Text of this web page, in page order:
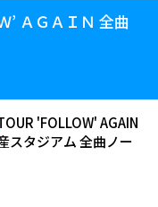
’ ＡＧＡＩＮ 全曲
'FOLLOW' AGAIN
スタジアム 全曲ノー